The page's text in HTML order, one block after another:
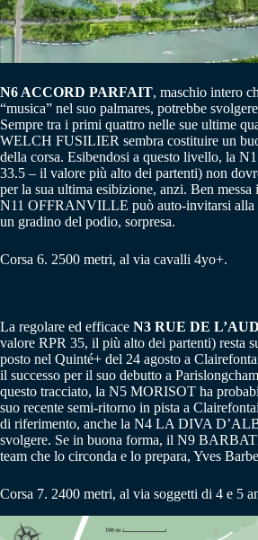
N6 ACCORD PARFAIT, maschio intero
“musica” nel suo palmares, potrebbe
Sempre tra i primi quattro nelle sue ultime
WELCH FUSILIER sembra costituire un
della corsa. Esibendosi a questo livello, la
33.5 – il valore più alto dei partenti) non
per la sua ultima esibizione, anzi. Ben
N11 OFFRANVILLE può auto-invitarsi alla
un gradino del podio, sorpresa.
Corsa 6. 2500 metri, al via cavalli 4yo+.
La regolare ed efficace N3 RUE DE
valore RPR 35, il più alto dei partenti) resta
posto nel Quinté+ del 24 agosto a
il successo per il suo debutto a
questo tracciato, la N5 MORISOT ha
suo recente semi-ritorno in pista a
di riferimento, anche la N4 LA DIVA
svolgere. Se in buona forma, il N9
team che lo circonda e lo prepara, Yves
Corsa 7. 2400 metri, al via soggetti di 4 e 5